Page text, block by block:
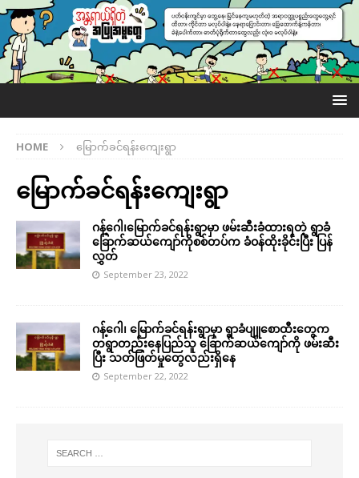
HOME မြောက်ခင်ရန်းကျေးရွာ
မြောက်ခင်ရန်းကျေးရွာ
ဂန့်ဂေါ၊မြောက်ခင်ရန်းရွာမှာ ဖမ်းဆီးခံထားရတဲ့ ရွာခံ
ခြောက်ဆယ်ကျော်ကိုစစ်တပ်က ခံဝန်ထိုးခိုင်းပြီး ပြန်
လွှတ်
September 23, 2022
ဂန့်ဂေါ၊ မြောက်ခင်ရန်းရွာမှာ ရွာခံပျူစောထီးတွေက
တရွာတည်းနေပြည်သူ ခြောက်ဆယ်ကျော်ကို ဖမ်းဆီး
ပြီး သတ်ဖြတ်မှုတွေလည်းရှိနေ
September 22, 2022